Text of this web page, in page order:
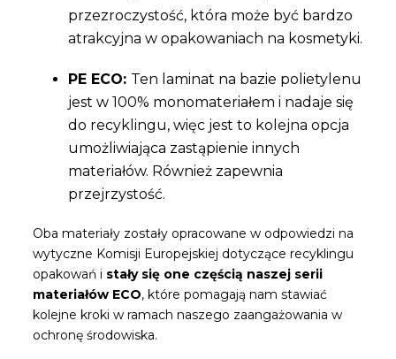
przezroczystość, która może być bardzo
atrakcyjna w opakowaniach na kosmetyki.
PE ECO: Ten laminat na bazie polietylenu
jest w 100% monomateriałem i nadaje się
do recyklingu, więc jest to kolejna opcja
umożliwiająca zastąpienie innych
materiałów. Również zapewnia
przejrzystość.
Oba materiały zostały opracowane w odpowiedzi na
wytyczne Komisji Europejskiej dotyczące recyklingu
opakowań i stały się one częścią naszej serii
materiałów ECO, które pomagają nam stawiać
kolejne kroki w ramach naszego zaangażowania w
ochronę środowiska.